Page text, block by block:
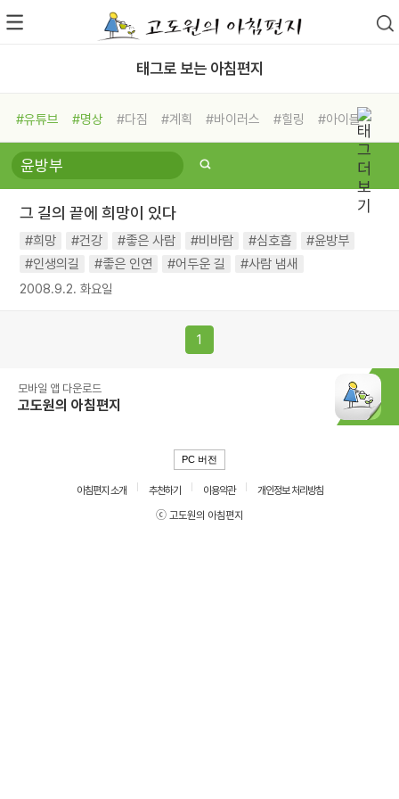
태그로 보는 아침편지
#유튜브 #명상 #다짐 #계획 #바이러스 #힐링
#아이들
#비전캠프
#독서캠프 #삶
#희망
#나눔 #친구 #링컨학교
#독서
#건강 #면역력
그 길의 끝에 희망이 있다
#희망 #건강 #좋은 사람 #비바람 #심호흡
#윤방부
#인생의길
#좋은 인연 #어두운 길 #사람 냄새
2008.9.2. 화요일
1
모바일 앱 다운로드
고도원의 아침편지
PC 버전
아침편지 소개 추천하기 이용약관
개인정보 처리방침
ⓒ 고도원의 아침편지